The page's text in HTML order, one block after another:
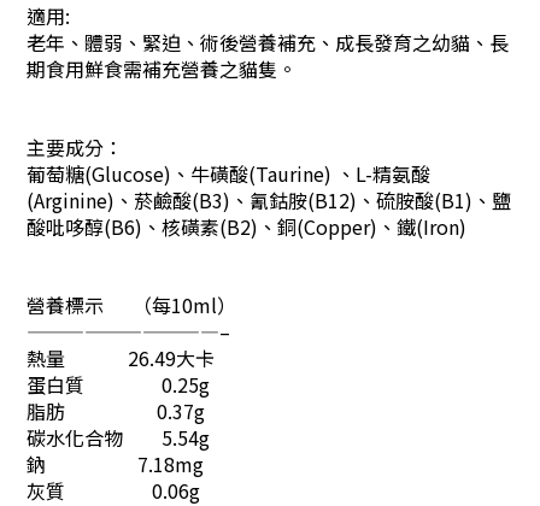
適用:
老年、體弱、緊迫、術後營養補充、成長發育之幼貓、長
期食用鮮食需補充營養之貓隻。
主要成分：
葡萄糖(Glucose)、牛磺酸(Taurine) 、L-精氨酸
(Arginine)、菸鹼酸(B3)、氰鈷胺(B12)、硫胺酸(B1)、鹽
酸吡哆醇(B6)、核磺素(B2)、銅(Copper)、鐵(Iron)
營養標示 （每10ml）
——————————–
熱量 26.49大卡
蛋白質 0.25g
脂肪 0.37g
碳水化合物 5.54g
鈉 7.18mg
灰質 0.06g